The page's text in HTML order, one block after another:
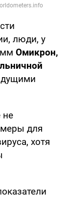
люди, у
Омикрон,
не
для
хотя